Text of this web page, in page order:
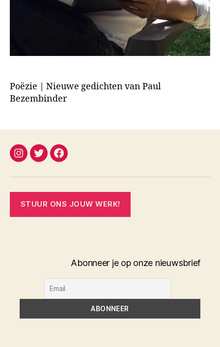
Poëzie | Nieuwe gedichten van Paul
Bezembinder
instagram
twitterfacebook
STUUR ONS JOUW WERK!
Abonneer je op onze nieuwsbrief